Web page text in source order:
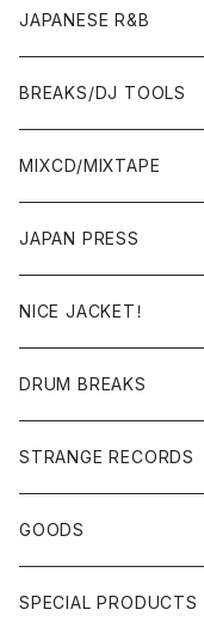
OTHERS
JAPANESE R&B
BREAKS/DJ TOOLS
BREAKS/MEGAMIX/
RE-EDIT/DJ TOOLS
MIXCD/MIXTAPE
MIXCD
日本語ラップ
JAPANESE DJ
MIXTAPE
JAPAN PRESS
LP(+ OBI)
7"/12"
NICE JACKET！
DONUTS 45
GIRLS
HIPHOP CLASSIC
日本語ラップ CLASSIC
DRUM BREAKS
US/UK/OTHERS
JAPANESE
STRANGE RECORDS
DRUM DRUM DRUM/
パチソン/AUDIO
GOODS
BOOK
SPECIAL PRODUCTS